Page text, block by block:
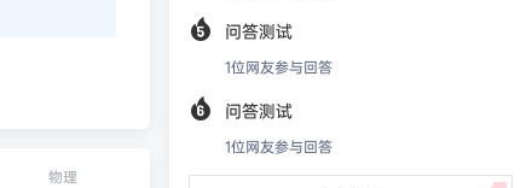
物理
问答测试
1位网友参与回答
问答测试
1位网友参与回答